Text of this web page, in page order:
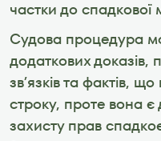
частки до спадкової
Судова процедура
додаткових доказів,
зв’язків та фактів,
строку, проте вона
захисту прав